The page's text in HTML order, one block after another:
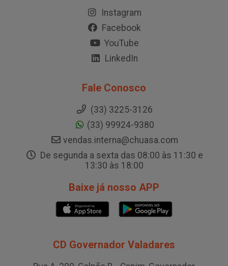
Instagram
Facebook
YouTube
LinkedIn
Fale Conosco
(33) 3225-3126
(33) 99924-9380
vendas.interna@chuasa.com
De segunda a sexta das 08:00 às 11:30 e
13:30 às 18:00
Baixe já nosso APP
CD Governador Valadares